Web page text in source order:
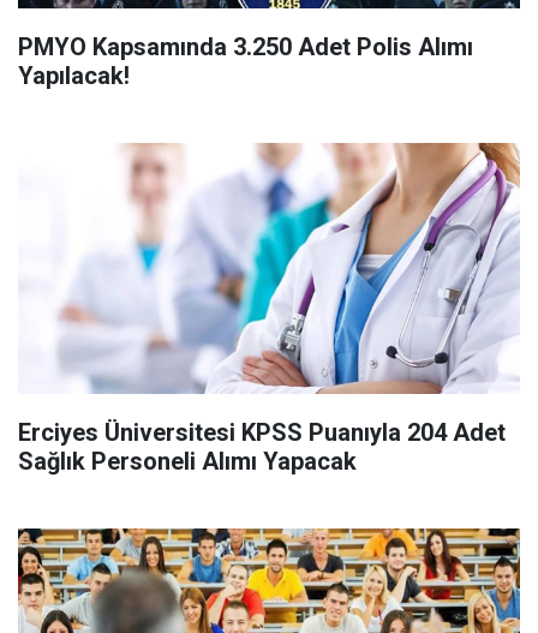
PMYO Kapsamında 3.250 Adet Polis Alımı
Yapılacak!
Erciyes Üniversitesi KPSS Puanıyla 204 Adet
Sağlık Personeli Alımı Yapacak